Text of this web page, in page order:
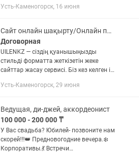
Усть-Каменогорск, 16 июня
Сайт онлайн шақырту/Онлайн пригласительные
Договорная
UILENKZ — сіздің қуанышыңызды
стильді форматта жеткізетін жеке
сайттар жасау сервисі. Біз кез келген іс-
шақырту әзірлейміз. Қандай
Усть-Каменогорск, 29 июня
Ведущая, ди-джей, аккордеонист
100 000 - 200 000 ₸
У Вас свадьба? Юбилей- позвоните нам
скорей!!!👑 Предновогодние вечера.❄️
Корпоративы.💃 Встречи